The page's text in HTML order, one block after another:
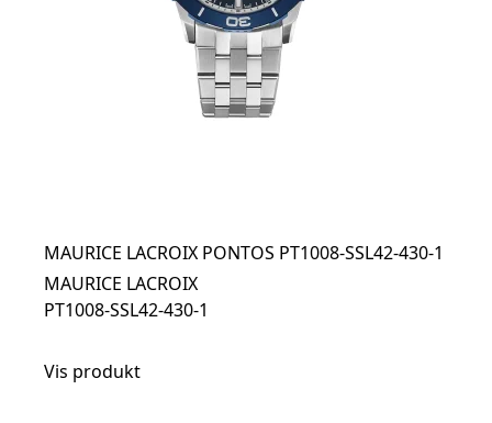
MAURICE LACROIX PONTOS PT1008-SSL42-430-1
MAURICE LACROIX
PT1008-SSL42-430-1
Vis produkt